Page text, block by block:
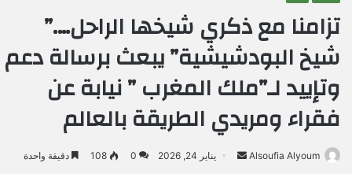
تزامنا مع ذكري شيخها الراحل….”
شيخ البودشيشية” يبعث برسالة دعم
وتإييد لـ”ملك المغرب ” نيابة عن
فقراء ومريدي الطريقة بالعالم
Alsoufia Alyoum يناير 24, 2026 0
108 دقيقة واحدة